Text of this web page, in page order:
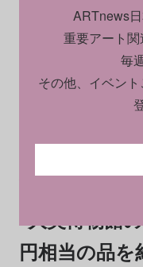
大英博物館
円相当の品
ARTnews
重要アート
毎
その他、イベン